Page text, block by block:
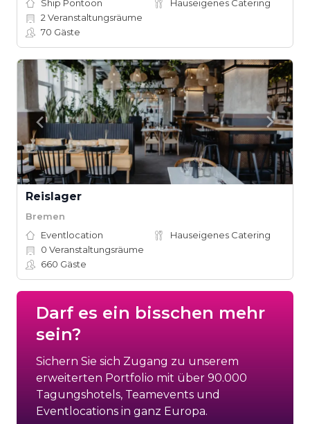
Ship Pontoon
Hauseigenes Catering
2 Veranstaltungsräume
70 Gäste
Reislager
Bremen
Eventlocation
Hauseigenes Catering
0 Veranstaltungsräume
660 Gäste
Darf es ein bisschen mehr
sein?
Sichern Sie sich Zugang zu unserem
erweiterten Portfolio mit über 90.000
Tagungshotels, Teamevents und
Eventlocations in ganz Europa.